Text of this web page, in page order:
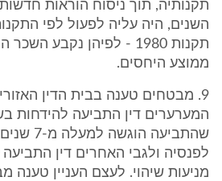
תקנותיה, תוך ניסוח הוראות
השנים, היה עליה לפעול לפי
תקנות 1980 - לפיהן נקבע
ממוצע היחסים.
9. מבטחים טענה בבית הדין
המערערים דין התביעה להידחות
שהתביעה
לפנסיה ולגבי האחרים דין
מניעות שיהוי. לעצם העניין טענה